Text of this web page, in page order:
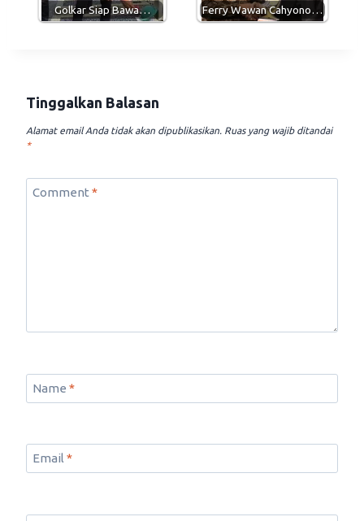
Golkar Siap Bawa… Ferry Wawan Cahyono…
Tinggalkan Balasan
Alamat email Anda tidak akan dipublikasikan. Ruas yang wajib ditandai
*
Comment*
Name *
Email*